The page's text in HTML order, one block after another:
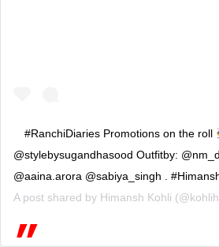
#RanchiDiaries Promotions on the roll
@stylebysugandhasood Outfitby:
@aaina.arora @sabiya_singh .
A post shared by Himansh Kohli